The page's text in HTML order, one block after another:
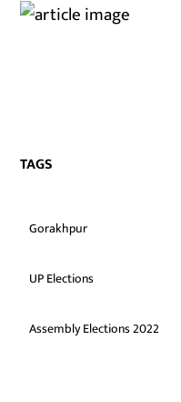
TAGS
Gorakhpur
UP Elections
Assembly Elections 2022